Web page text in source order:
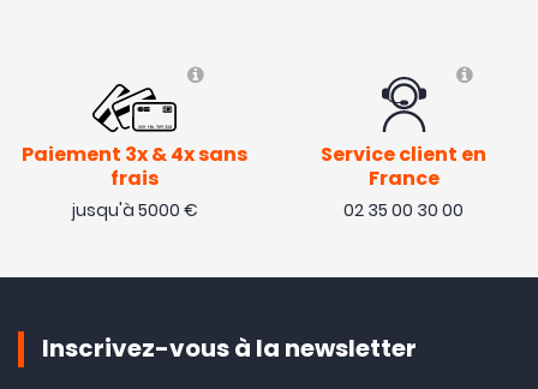
Paiement 3x & 4x sans
frais
jusqu'à 5000 €
Service client en
France
02 35 00 30 00
Inscrivez-vous à la newsletter